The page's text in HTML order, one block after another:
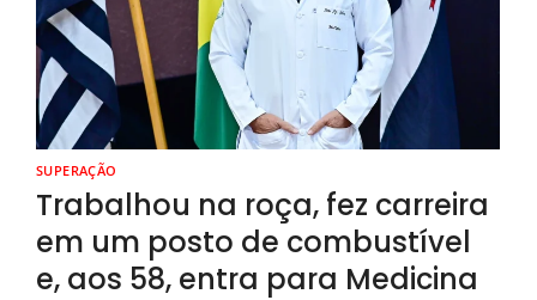
SUPERAÇÃO
Trabalhou na roça, fez carreira
em um posto de combustível
e, aos 58, entra para Medicina